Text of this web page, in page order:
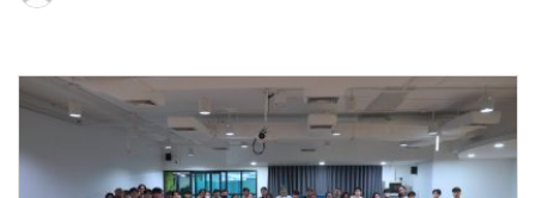
กระชับมิตร เติมเต็มพลังงาน จุดไฟแห่งการทำงานขึ้นมาใหม่ เพราะ
Reignite…